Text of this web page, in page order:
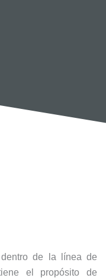
de la línea de
el propósito de